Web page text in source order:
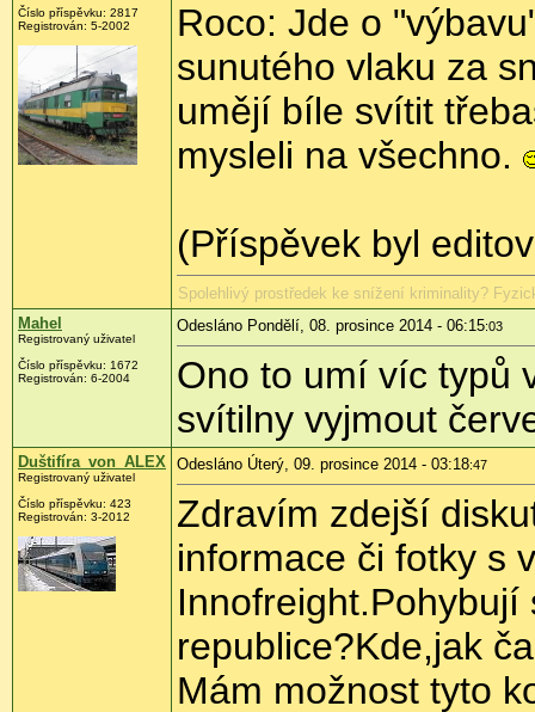
Číslo příspěvku: 2817
Registrován: 5-2002
Roco: Jde o
sunutého vlaku za
umějí bíle svítit
mysleli na všechno.
(Příspěvek byl
Spolehlivý prostředek ke snížení kriminality?
Mahel
Registrovaný uživatel
Číslo příspěvku: 1672
Registrován: 6-2004
Odesláno Pondělí, 08. prosince 2014 - 06:15:03
Ono to umí víc typů
svítilny vyjmout
Duštifíra_von_ALEX
Registrovaný uživatel
Číslo příspěvku: 423
Registrován: 3-2012
Odesláno Úterý, 09. prosince 2014 - 03:18:47
Zdravím zdejší
informace či fotky s
republice?Kde,jak
Mám možnost tyto